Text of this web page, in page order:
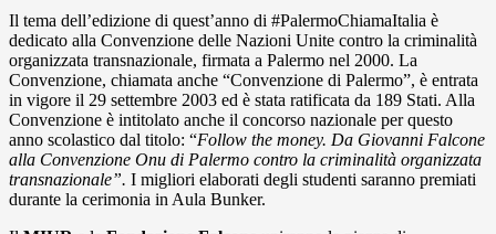
Il tema dell’edizione di quest’anno di #PalermoChiamaItalia è
dedicato alla Convenzione delle Nazioni Unite contro la criminalità
organizzata transnazionale, firmata a Palermo nel 2000. La
Convenzione, chiamata anche “Convenzione di Palermo”, è entrata
in vigore il 29 settembre 2003 ed è stata ratificata da 189 Stati. Alla
Convenzione è intitolato anche il concorso nazionale per questo
anno scolastico dal titolo: “Follow the money. Da Giovanni Falcone
alla Convenzione Onu di Palermo contro la criminalità organizzata
transnazionale”. I migliori elaborati degli studenti saranno premiati
durante la cerimonia in Aula Bunker.